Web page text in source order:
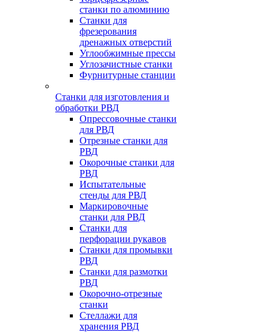
станки по алюминию
Станки для
фрезерования
дренажных отверстий
Углообжимные прессы
Углозачистные станки
Фурнитурные станции
Станки для изготовления и
обработки РВД
Опрессовочные станки
для РВД
Отрезные станки для
РВД
Окорочные станки для
РВД
Испытательные
стенды для РВД
Маркировочные
станки для РВД
Станки для
перфорации рукавов
Станки для промывки
РВД
Станки для размотки
РВД
Окорочно-отрезные
станки
Стеллажи для
хранения РВД